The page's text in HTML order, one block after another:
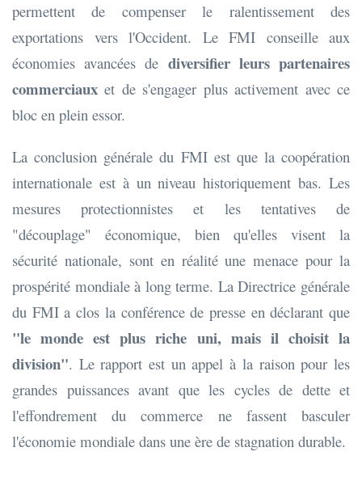
permettent de compenser le ralentissement des
exportations vers l'Occident. Le FMI conseille aux
économies avancées de diversifier leurs partenaires
commerciaux et de s'engager plus activement avec ce
bloc en plein essor.
La conclusion générale du FMI est que la coopération
internationale est à un niveau historiquement bas. Les
mesures protectionnistes et les tentatives de
"découplage" économique, bien qu'elles visent la
sécurité nationale, sont en réalité une menace pour la
prospérité mondiale à long terme. La Directrice générale
du FMI a clos la conférence de presse en déclarant que
"le monde est plus riche uni, mais il choisit la
division". Le rapport est un appel à la raison pour les
grandes puissances avant que les cycles de dette et
l'effondrement du commerce ne fassent basculer
l'économie mondiale dans une ère de stagnation durable.